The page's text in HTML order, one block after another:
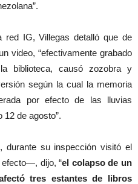
IG, Villegas detalló que de
video, “efectivamente grabado
biblioteca, causó zozobra y
según la cual la memoria
por efecto de las lluvias
de agosto”.
durante su inspección visitó el
dijo, “el colapso de un
tres estantes de libros